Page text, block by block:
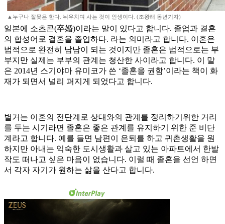
▲누구나 잘못은 한다. 뉘우치며 사는 것이 인생이다. (조왕래 동년기자)
일본에 소츠콘(卒婚)이라는 말이 있다고 합니다. 졸업과 결혼
의 합성어로 결혼을 졸업하다. 라는 의미라고 합니다. 이혼은
법적으로 완전히 남남이 되는 것이지만 졸혼은 법적으로는 부
부지만 실제는 부부의 관계는 청산한 사이라고 합니다. 이 말
은 2014년 스기야마 유미코가 쓴 ‘졸혼을 권함’이라는 책이 화
재가 되면서 널리 퍼지게 되었다고 합니다.
별거는 이혼의 전단계로 상대와의 관계를 정리하기위한 거리
를 두는 시기라면 졸혼은 좋은 관계를 유지하기 위한 준 비단
계라고 합니다. 예를 들면 남편이 은퇴를 하고 귀촌생활을 원
하지만 아내는 익숙한 도시생활과 살고 있는 아파트에서 한발
작도 떠나고 싶은 마음이 없습니다. 이럴 때 졸혼을 선언 하면
서 각자 자기가 원하는 삶을 산다고 합니다.